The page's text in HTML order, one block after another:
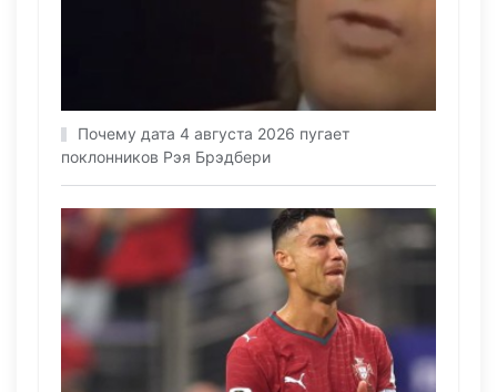
Почему дата 4 августа 2026 пугает
поклонников Рэя Брэдбери